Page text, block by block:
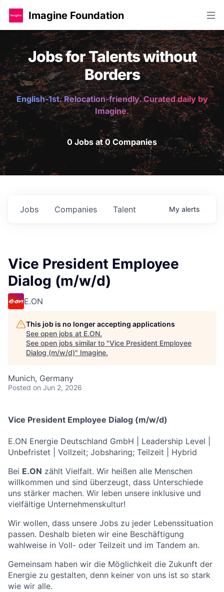
Imagine Foundation
Jobs for Talents without
Borders
English-1st. Relocation-friendly. Curated daily by
Imagine.
0 Jobs at 0 Companies
Jobs Companies Talent My alerts
Vice President Employee
Dialog (m/w/d)
E.ON
This job is no longer accepting applications
See open jobs at E.ON.
See open jobs similar to "Vice President Employee
Dialog (m/w/d)" Imagine.
Munich, Germany
Posted on Jun 2, 2026
Vice President Employee Dialog (m/w/d)
E.ON Energie Deutschland GmbH | Leadership Level |
Unbefristet | Vollzeit; Jobsharing; Teilzeit | Hybrid
Bei E.ON zählt Vielfalt. Wir heißen alle Menschen
willkommen und sind überzeugt, dass Unterschiede
uns stärker machen. Wir leben unsere inklusive und
vielfältige Unternehmenskultur!
Wir wollen, dass unsere Jobs zu jeder Lebenssituation
passen. Deshalb bieten wir eine Beschäftigung
wahlweise in Voll- oder Teilzeit und im Tandem an.
Gemeinsam haben wir die Möglichkeit die Zukunft der
Energie zu gestalten, denn keiner von uns ist so stark
wie wir alle.